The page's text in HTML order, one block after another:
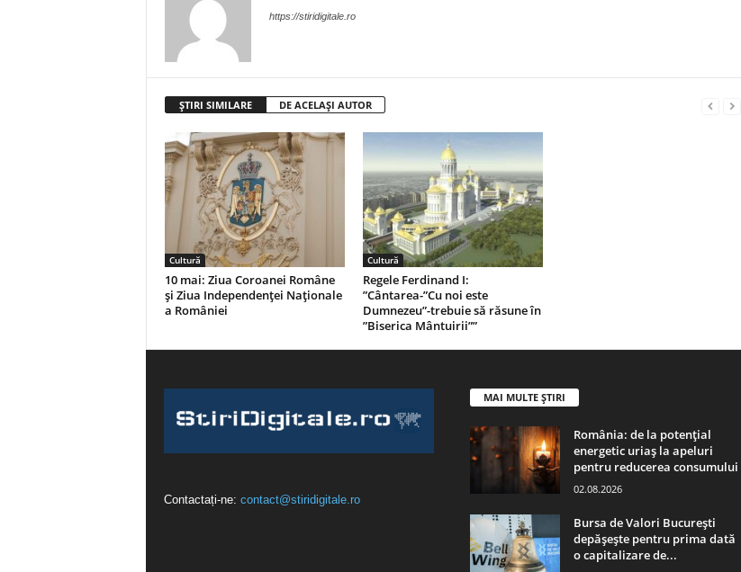
https://stiridigitale.ro
ȘTIRI SIMILARE DE ACELAȘI AUTOR
Cultură
10 mai: Ziua Coroanei Române
și Ziua Independenței Naționale
a României
Cultură
Regele Ferdinand I:
”Cântarea-”Cu noi este
Dumnezeu”-trebuie să răsune în
”Biserica Mântuirii””
Contactați-ne: contact@stiridigitale.ro
MAI MULTE ȘTIRI
România: de la potențial
energetic uriaș la apeluri
pentru reducerea consumului
02.08.2026
Bursa de Valori București
depășește pentru prima dată
o capitalizare de...